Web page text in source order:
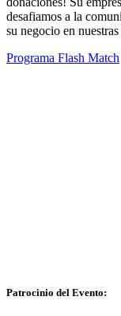
desafiamos a la
su negocio en nuestras
Programa Flash Match
Patrocinio del Evento: